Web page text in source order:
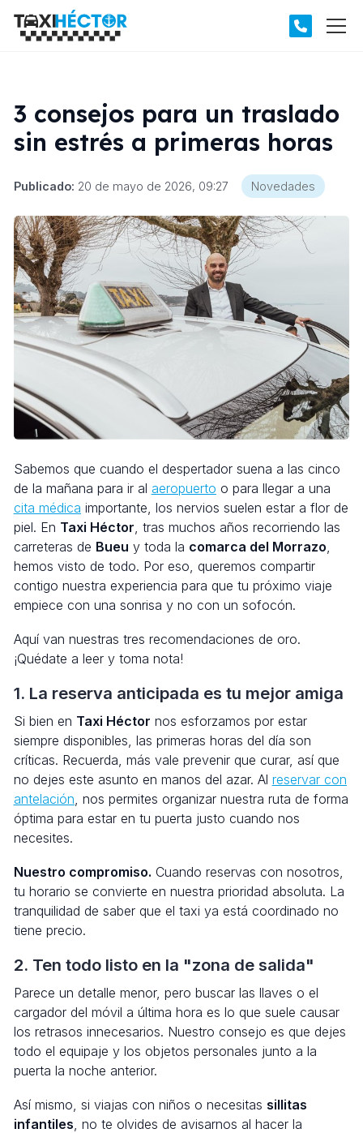
3 consejos para un traslado
sin estrés a primeras horas
Publicado: 20 de mayo de 2026, 09:27 Novedades
Sabemos que cuando el despertador suena a las cinco
de la mañana para ir al aeropuerto o para llegar a una
cita médica importante, los nervios suelen estar a flor de
piel. En Taxi Héctor , tras muchos años recorriendo las
carreteras de Bueu y toda la comarca del Morrazo
hemos visto de todo. Por eso, queremos compartir
contigo nuestra experiencia para que tu próximo viaje
empiece con una sonrisa y no con un sofocón.
Aquí van nuestras tres recomendaciones de oro.
¡Quédate a leer y toma nota!
1. La reserva anticipada es tu mejor amiga
Si bien en Taxi Héctor nos esforzamos por estar
siempre disponibles, las primeras horas del día son
críticas. Recuerda, más vale prevenir que curar, así que
no dejes este asunto en manos del azar. Al reservar con
antelación , nos permites organizar nuestra ruta de forma
óptima para estar en tu puerta justo cuando nos
necesites.
Nuestro compromiso. Cuando reservas con nosotros,
tu horario se convierte en nuestra prioridad absoluta. La
tranquilidad de saber que el taxi ya está coordinado no
tiene precio.
2. Ten todo listo en la "zona de salida"
Parece un detalle menor, pero buscar las llaves o el
cargador del móvil a última hora es lo que suele causar
los retrasos innecesarios. Nuestro consejo es que dejes
todo el equipaje y los objetos personales junto a la
puerta la noche anterior.
Así mismo, si viajas con niños o necesitas sillitas
infantiles , no te olvides de avisarnos al hacer la